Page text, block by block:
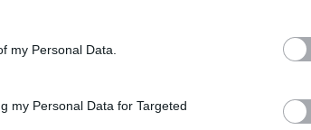
my Personal Data.
my Personal Data for Targeted